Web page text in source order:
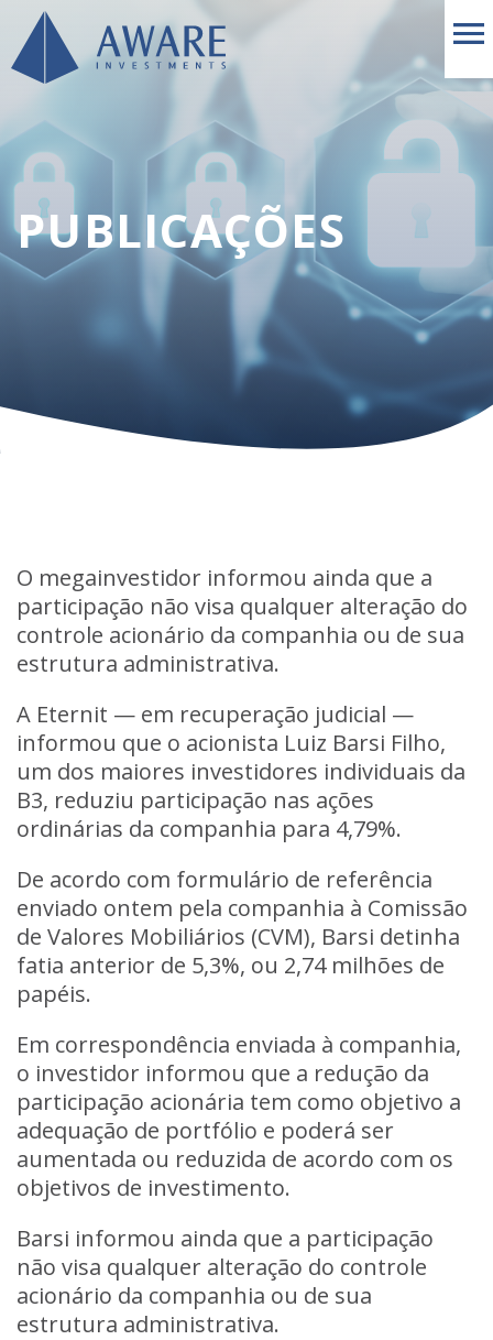
PUBLICAÇÕES
O megainvestidor informou ainda que a
participação não visa qualquer alteração do
controle acionário da companhia ou de sua
estrutura administrativa.
A Eternit — em recuperação judicial —
informou que o acionista Luiz Barsi Filho,
um dos maiores investidores individuais da
B3, reduziu participação nas ações
ordinárias da companhia para 4,79%.
De acordo com formulário de referência
enviado ontem pela companhia à Comissão
de Valores Mobiliários (CVM), Barsi detinha
fatia anterior de 5,3%, ou 2,74 milhões de
papéis.
Em correspondência enviada à companhia,
o investidor informou que a redução da
participação acionária tem como objetivo a
adequação de portfólio e poderá ser
aumentada ou reduzida de acordo com os
objetivos de investimento.
Barsi informou ainda que a participação
não visa qualquer alteração do controle
acionário da companhia ou de sua
estrutura administrativa.